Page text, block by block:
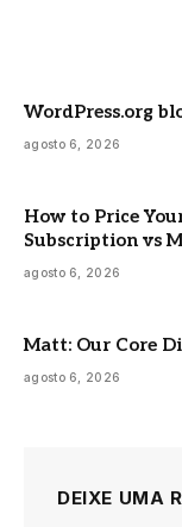
WordPress.org
agosto 6, 2026
How to Price
Subscription vs
agosto 6, 2026
Matt: Our Core
agosto 6, 2026
DEIXE UMA